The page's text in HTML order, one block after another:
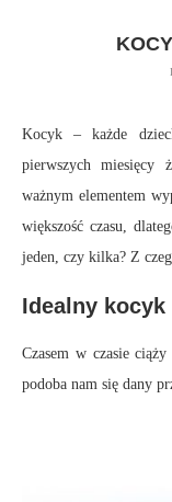
Kocyk – każde
pierwszych miesięcy
ważnym elementem
większość czasu,
jeden, czy kilka? Z
Idealny
Czasem w czasie
podoba nam się dany